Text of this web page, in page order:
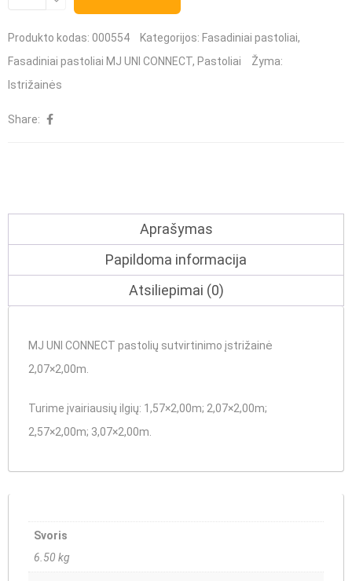
sutvirtinimo
Produkto kodas: 000554 Kategorijos: Fasadiniai pastoliai,
Fasadiniai pastoliai MJ UNI CONNECT, Pastoliai
Žyma:
Istrižainės
Share:
Aprašymas
Papildoma informacija
Atsiliepimai (0)
MJ UNI CONNECT pastolių sutvirtinimo įstrižainė
2,07×2,00m.
Turime įvairiausių ilgių: 1,57×2,00m; 2,07×2,00m;
2,57×2,00m; 3,07×2,00m.
Svoris
6.50 kg